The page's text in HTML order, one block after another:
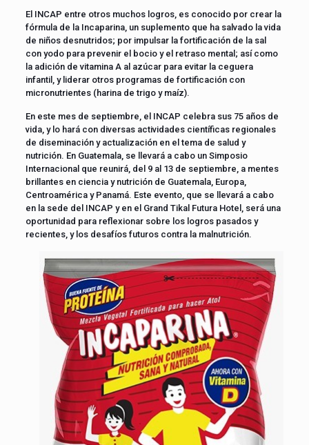
El INCAP entre otros muchos logros, es conocido por crear la
fórmula de la Incaparina, un suplemento que ha salvado la vida
de niños desnutridos; por impulsar la fortificación de la sal
con yodo para prevenir el bocio y el retraso mental; así como
la adición de vitamina A al azúcar para evitar la ceguera
infantil, y liderar otros programas de fortificación con
micronutrientes (harina de trigo y maíz).
En este mes de septiembre, el INCAP celebra sus 75 años de
vida, y lo hará con diversas actividades científicas regionales
de diseminación y actualización en el tema de salud y
nutrición. En Guatemala, se llevará a cabo un Simposio
Internacional que reunirá, del 9 al 13 de septiembre, a mentes
brillantes en ciencia y nutrición de Guatemala, Europa,
Centroamérica y Panamá. Este evento, que se llevará a cabo
en la sede del INCAP y en el Grand Tikal Futura Hotel, será una
oportunidad para reflexionar sobre los logros pasados y
recientes, y los desafíos futuros contra la malnutrición.